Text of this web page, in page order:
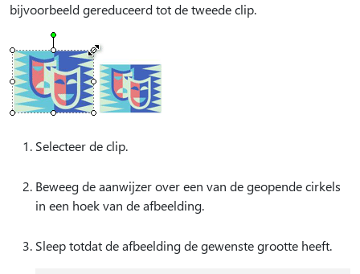
bijvoorbeeld gereduceerd tot de tweede clip.
Selecteer de clip.
Beweeg de aanwijzer over een van de geopende cirkels
in een hoek van de afbeelding.
Sleep totdat de afbeelding de gewenste grootte heeft.